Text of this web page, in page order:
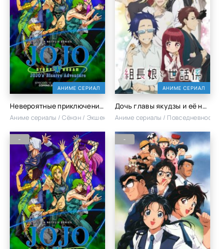
АНИМЕ СЕРИАЛ
Невероятные приключения Джоджо [ТВ-4]
Аниме сериалы / Сёнэн / Экшен
АНИМЕ СЕРИАЛ
Дочь главы якудзы и её нянька
Аниме сериалы / Повседневность
- -